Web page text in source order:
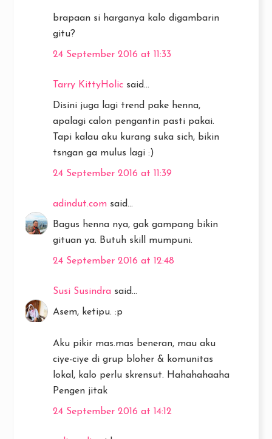
brapaan si harganya kalo digambarin
gitu?
24 September 2016 at 11:33
Tarry KittyHolic said...
Disini juga lagi trend pake henna,
apalagi calon pengantin pasti pakai.
Tapi kalau aku kurang suka sich, bikin
tsngan ga mulus lagi :)
24 September 2016 at 11:39
adindut.com said...
Bagus henna nya, gak gampang bikin
gituan ya. Butuh skill mumpuni.
24 September 2016 at 12:48
Susi Susindra said...
Asem, ketipu. :p
Aku pikir mas.mas beneran, mau aku
ciye-ciye di grup bloher & komunitas
lokal, kalo perlu skrensut. Hahahahaaha
Pengen jitak
24 September 2016 at 14:12